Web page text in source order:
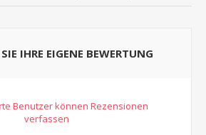
IHRE EIGENE BEWERTUNG
Benutzer können Rezensionen
verfassen